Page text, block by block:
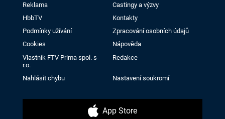
Reklama
Castingy a výzvy
HbbTV
Kontakty
Podmínky užívání
Zpracování osobních údajů
Cookies
Nápověda
Vlastník FTV Prima spol. s
r.o.
Redakce
Nahlásit chybu Nastavení soukromí
App Store